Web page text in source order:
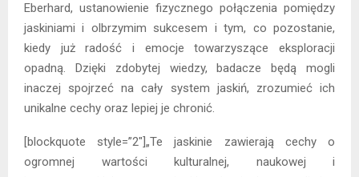
Eberhard, ustanowienie fizycznego połączenia pomiędzy
jaskiniami i olbrzymim sukcesem i tym, co pozostanie,
kiedy już radość i emocje towarzyszące eksploracji
opadną. Dzięki zdobytej wiedzy, badacze będą mogli
inaczej spojrzeć na cały system jaskiń, zrozumieć ich
unikalne cechy oraz lepiej je chronić.
[blockquote style=”2″]„Te jaskinie zawierają cechy o
ogromnej wartości kulturalnej, naukowej i